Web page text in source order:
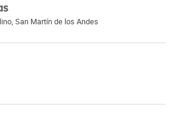
, San Martín de los Andes